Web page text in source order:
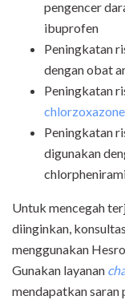
pengencer
ibuprofen
Peningkatan
dengan obat
Peningkatan
chlorzoxazone
Peningkatan
digunakan
Untuk mencegah
diinginkan,
menggunakan
Gunakan layanan
mendapatkan saran